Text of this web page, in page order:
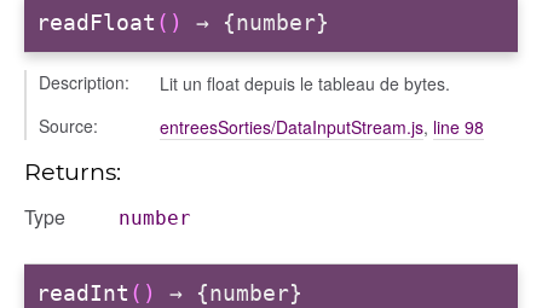
readFloat () → {number}
Description:
Lit un float depuis le tableau de bytes.
Source:
entreesSorties/DataInputStream.js, line 98
Returns:
Type number
readInt () → {number}